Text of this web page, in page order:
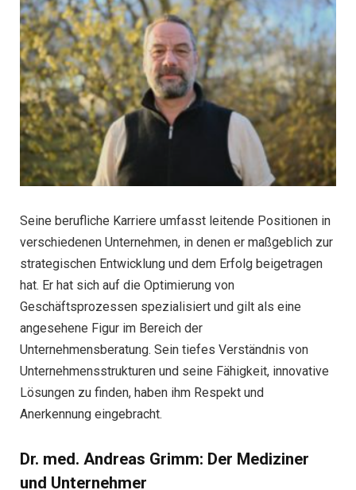
Seine berufliche Karriere umfasst leitende Positionen in
verschiedenen Unternehmen, in denen er maßgeblich zur
strategischen Entwicklung und dem Erfolg beigetragen
hat. Er hat sich auf die Optimierung von
Geschäftsprozessen spezialisiert und gilt als eine
angesehene Figur im Bereich der
Unternehmensberatung. Sein tiefes Verständnis von
Unternehmensstrukturen und seine Fähigkeit, innovative
Lösungen zu finden, haben ihm Respekt und
Anerkennung eingebracht.
Dr. med. Andreas Grimm: Der Mediziner
und Unternehmer